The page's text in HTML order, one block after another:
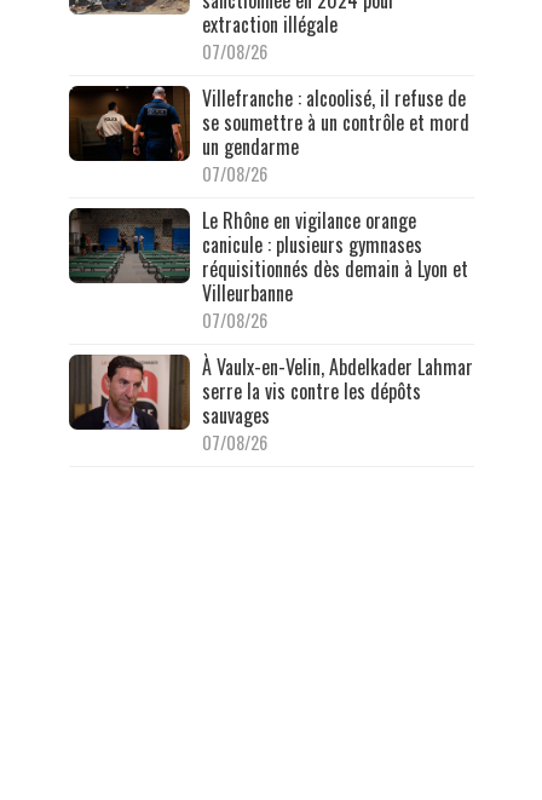
extraction illégale
07/08/26
Villefranche : alcoolisé, il refuse de
se soumettre à un contrôle et mord
un gendarme
07/08/26
Le Rhône en vigilance orange
canicule : plusieurs gymnases
réquisitionnés dès demain à Lyon et
Villeurbanne
07/08/26
À Vaulx-en-Velin, Abdelkader Lahmar
serre la vis contre les dépôts
sauvages
07/08/26